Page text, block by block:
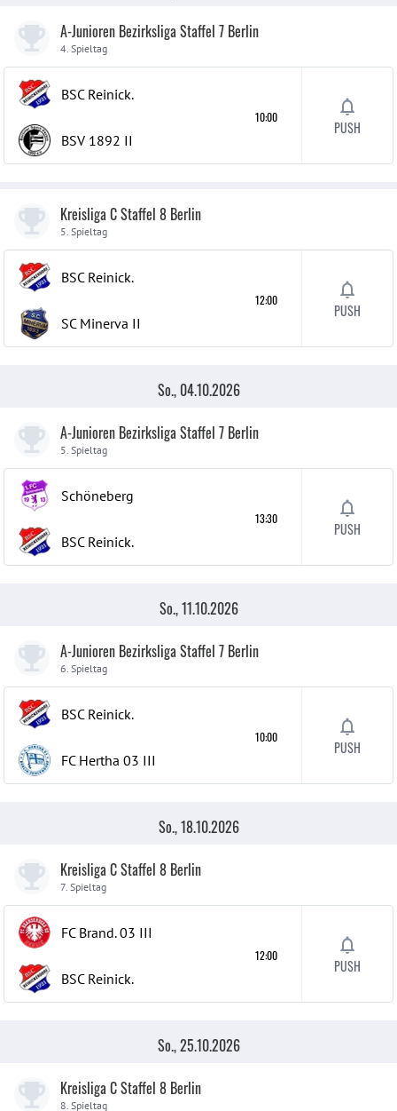
A-Junioren Bezirksliga Staffel 7 Berlin
4. Spieltag
BSC Reinick.
BSV 1892 II
10:00
PUSH
Kreisliga C Staffel 8 Berlin
5. Spieltag
BSC Reinick.
SC Minerva II
12:00
PUSH
So., 04.10.2026
A-Junioren Bezirksliga Staffel 7 Berlin
5. Spieltag
Schöneberg
BSC Reinick.
13:30
PUSH
So., 11.10.2026
A-Junioren Bezirksliga Staffel 7 Berlin
6. Spieltag
BSC Reinick.
FC Hertha 03 III
10:00
PUSH
So., 18.10.2026
Kreisliga C Staffel 8 Berlin
7. Spieltag
FC Brand. 03 III
BSC Reinick.
12:00
PUSH
So., 25.10.2026
Kreisliga C Staffel 8 Berlin
8. Spieltag